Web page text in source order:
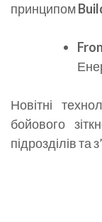
принципом
Новітні
бойового
підрозділів та